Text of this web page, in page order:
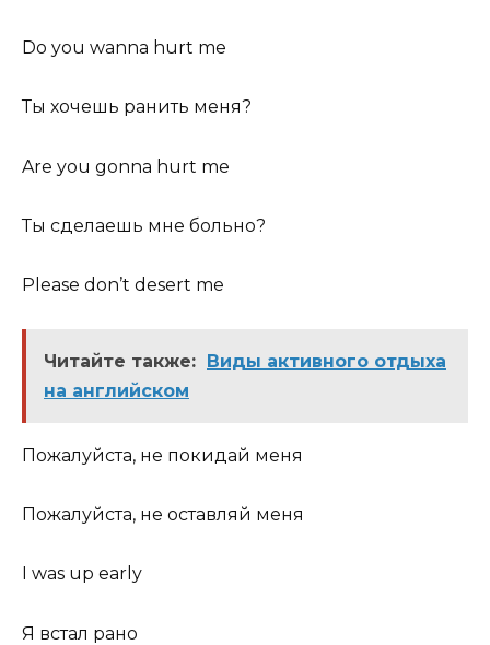
Do you wanna hurt me
Ты хочешь ранить меня?
Are you gonna hurt me
Ты сделаешь мне больно?
Please don’t desert me
Читайте также: Виды активного отдыха
на английском
Пожалуйста, не покидай меня
Пожалуйста, не оставляй меня
I was up early
Я встал рано